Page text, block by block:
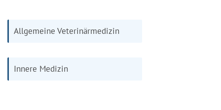
Allgemeine Veterinärmedizin
Innere Medizin